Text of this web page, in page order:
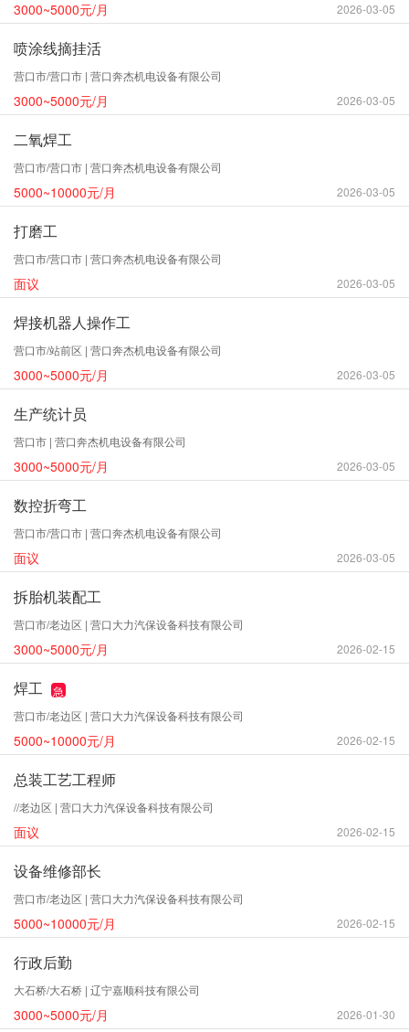
3000~5000元/月 2026-03-05
喷涂线摘挂活
营口市/营口市 | 营口奔杰机电设备有限公司
3000~5000元/月 2026-03-05
二氧焊工
营口市/营口市 | 营口奔杰机电设备有限公司
5000~10000元/月 2026-03-05
打磨工
营口市/营口市 | 营口奔杰机电设备有限公司
面议 2026-03-05
焊接机器人操作工
营口市/站前区 | 营口奔杰机电设备有限公司
3000~5000元/月 2026-03-05
生产统计员
营口市 | 营口奔杰机电设备有限公司
3000~5000元/月 2026-03-05
数控折弯工
营口市/营口市 | 营口奔杰机电设备有限公司
面议 2026-03-05
拆胎机装配工
营口市/老边区 | 营口大力汽保设备科技有限公司
3000~5000元/月 2026-02-15
焊工
急
营口市/老边区 | 营口大力汽保设备科技有限公司
5000~10000元/月 2026-02-15
总装工艺工程师
//老边区 | 营口大力汽保设备科技有限公司
面议 2026-02-15
设备维修部长
营口市/老边区 | 营口大力汽保设备科技有限公司
5000~10000元/月 2026-02-15
行政后勤
大石桥/大石桥 | 辽宁嘉顺科技有限公司
3000~5000元/月 2026-01-30